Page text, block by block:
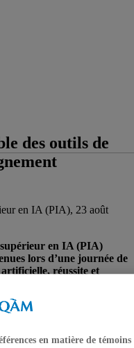
des outils de
en IA (PIA), 23 août
supérieur en IA (PIA)
lors d’une journée de
réussite et
» organisée par le PIA
co-titulaire de
(CUDC).
en matière de témoins